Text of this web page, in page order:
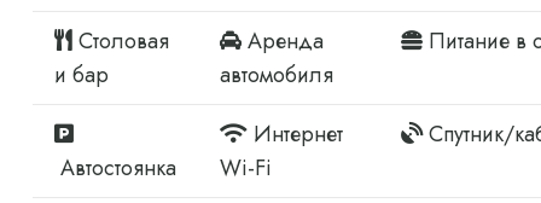
Столовая
и бар
Аренда
автомобиля
Питание в
Автостоянка
Интернет
Wi-Fi
Спутник/